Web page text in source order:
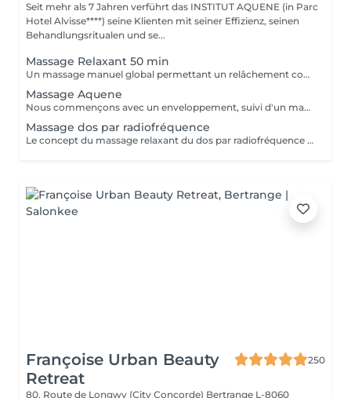
Seit mehr als 7 Jahren verführt das INSTITUT AQUENE (in Parc
Hotel Alvisse****) seine Klienten mit seiner Effizienz, seinen
Behandlungsritualen und se...
Massage Relaxant 50 min
Un massage manuel global permettant un relâchement complet du corps
Massage Aquene
Nous commençons avec un enveloppement, suivi d'un massage unique. Ce massage, revitalisant et surtout énergisant.
Massage dos par radiofréquence
Le concept du massage relaxant du dos par radiofréquence proposé par NANNIC est une approche innovante qui allie détente profonde et soin technologique avancé. Grâce à l'utilisation de la radiofréquence, ce massage permet de chauffer en douceur les tissus cutanés et sous-cutanés, favorisant une relaxation musculaire optimale tout en stimulant la microcirculation. Cette méthode procure un double bénéfice: -Bien-être immédiat -Soin en profondeur Le massage relaxant du dos par radiofréquence NANNIC est idéal pour les personnes recherchant une expérience de détente haut de gamme associée aux bienfaits esthétiques visibles. C'est un véritable moment de soin holistique, à la fois apaisant pour l'esprit et régénérant pour le corps.
Françoise Urban Beauty
Retreat
250
80, Route de Longwy (City Concorde) Bertrange L-8060